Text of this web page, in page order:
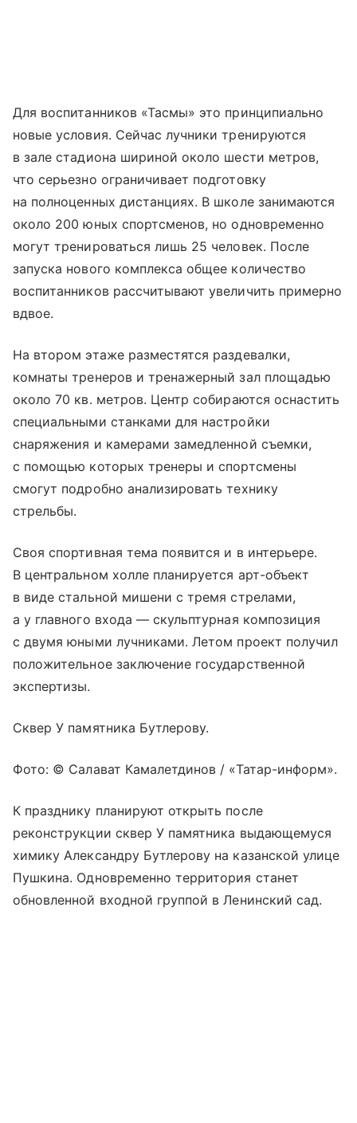
Для воспитанников «Тасмы» это принципиально
новые условия. Сейчас лучники тренируются
в зале стадиона шириной около шести метров,
что серьезно ограничивает подготовку
на полноценных дистанциях. В школе занимаются
около 200 юных спортсменов, но одновременно
могут тренироваться лишь 25 человек. После
запуска нового комплекса общее количество
воспитанников рассчитывают увеличить примерно
вдвое.
На втором этаже разместятся раздевалки,
комнаты тренеров и тренажерный зал площадью
около 70 кв. метров. Центр собираются оснастить
специальными станками для настройки
снаряжения и камерами замедленной съемки,
с помощью которых тренеры и спортсмены
смогут подробно анализировать технику
стрельбы.
Своя спортивная тема появится и в интерьере.
В центральном холле планируется арт-объект
в виде стальной мишени с тремя стрелами,
а у главного входа — скульптурная композиция
с двумя юными лучниками. Летом проект получил
положительное заключение государственной
экспертизы.
Сквер У памятника Бутлерову.
Фото: © Салават Камалетдинов / «Татар-информ».
К празднику планируют открыть после
реконструкции сквер У памятника выдающемуся
химику Александру Бутлерову на казанской улице
Пушкина. Одновременно территория станет
обновленной входной группой в Ленинский сад.